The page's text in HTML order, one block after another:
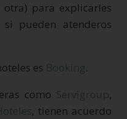
para explicarles
pueden atenderos
es Booking.
como Servigroup,
, tienen acuerdo